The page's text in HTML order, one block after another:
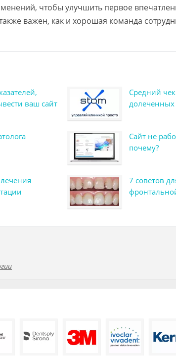
чтобы улучшить первое
важен, как и хорошая команда
ваш сайт
Средний
долеченных
Сайт не
почему?
7 советов